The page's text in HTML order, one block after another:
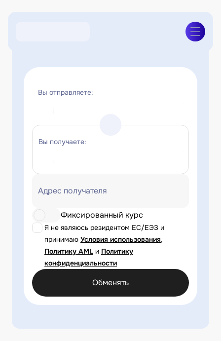
Вы отправляете:
Вы получаете:
Адрес получателя
Я не являюсь резидентом ЕС/ЕЭЗ и
принимаю Условия использования,
Политику AML и Политику
конфиденциальности
Фиксированный курс
Обменять